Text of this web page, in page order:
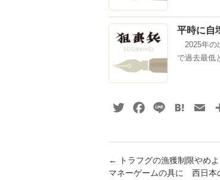
平時に自
2025年の
で過去最低
TwitterFacebook
Line Hatena
←
トラフグの漁獲制限やめ
マネーゲームの具に 西日本